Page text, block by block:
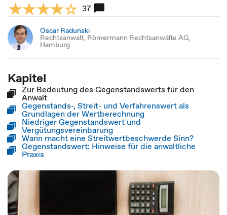
37
Oscar Radunski
Rechtsanwalt, Römermann Rechtsanwälte AG,
Hamburg
Kapitel
Zur Bedeutung des Gegenstandswerts für den
Anwalt
Gegenstands-, Streit- und Verfahrenswert als
Grundlagen der Wertberechnung
Niedriger Gegenstandswert und
Vergütungsvereinbarung
Wann macht eine Streitwertbeschwerde Sinn?
Gegenstandswert: Hinweise für die anwaltliche
Praxis